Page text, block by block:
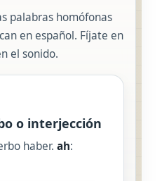
palabras homófonas
en español. Fíjate en
el sonido.
o interjección
haber. ah: